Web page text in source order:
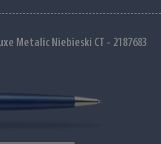
Metalic Niebieski CT - 2187683